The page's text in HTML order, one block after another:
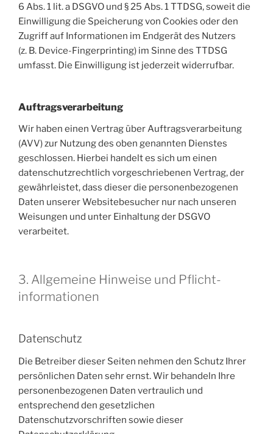
6 Abs. 1 lit. a DSGVO und § 25 Abs. 1 TTDSG, soweit die
Einwilligung die Speicherung von Cookies oder den
Zugriff auf Informationen im Endgerät des Nutzers
(z. B. Device-Fingerprinting) im Sinne des TTDSG
umfasst. Die Einwilligung ist jederzeit widerrufbar.
Auftragsverarbeitung
Wir haben einen Vertrag über Auftragsverarbeitung
(AVV) zur Nutzung des oben genannten Dienstes
geschlossen. Hierbei handelt es sich um einen
datenschutzrechtlich vorgeschriebenen Vertrag, der
gewährleistet, dass dieser die personenbezogenen
Daten unserer Websitebesucher nur nach unseren
Weisungen und unter Einhaltung der DSGVO
verarbeitet.
3. Allgemeine Hinweise und Pflicht­
informationen
Datenschutz
Die Betreiber dieser Seiten nehmen den Schutz Ihrer
persönlichen Daten sehr ernst. Wir behandeln Ihre
personenbezogenen Daten vertraulich und
entsprechend den gesetzlichen
Datenschutzvorschriften sowie dieser